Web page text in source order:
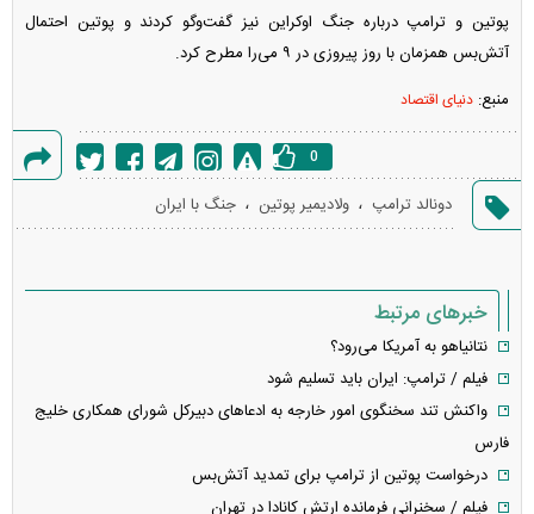
پوتین و ترامپ درباره جنگ اوکراین نیز گفت‌و‌گو کردند و پوتین احتمال
آتش‌بس همزمان با روز پیروزی در ۹ می‌را مطرح کرد.
منبع: دنیای اقتصاد
گزارش
خطا
0
دونالد ترامپ ، ولادیمیر پوتین ، جنگ با ایران
خبرهای مرتبط
نتانیاهو به آمریکا می‌رود؟
فیلم / ترامپ: ایران باید تسلیم شود
واکنش تند سخنگوی امور خارجه به ادعا‌های دبیرکل شورای همکاری خلیج
فارس
درخواست پوتین از ترامپ برای تمدید آتش‌بس
فیلم / سخنرانی فرمانده ارتش کانادا در تهران